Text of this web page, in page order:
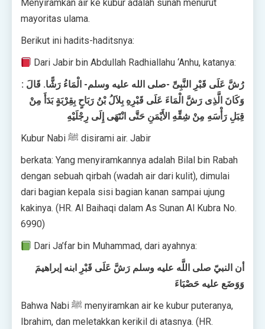
Menyiramkan air ke kubur adalah sunah menurut
mayoritas ulama.
Berikut ini hadits-haditsnya:
Dari Jabir bin Abdullah Radhiallahu ‘Anhu, katanya:
رُشَّ عَلَى قَبْرِ النَّبِىِّ -صلى الله عليه وسلم- الْمَاءُ رَشًّا. قَالَ :
وَكَانَ الَّذِى رَشَّ الْمَاءَ عَلَى قَبْرِهِ بِلاَلُ بْنُ رَبَاحٍ بِقِرْبَةٍ بَدَأَ مِنْ
قِبَلِ رَأْسَهِ مِنْ شِقِّهِ الأَيْمَنِ حَتَّى انْتَهَى إِلَى رِجْلَيْهِ
Kubur Nabi ﷺ disirami air. Jabir
berkata: Yang menyiramkannya adalah Bilal bin Rabah
dengan sebuah qirbah (wadah air dari kulit), dimulai
dari bagian kepala sisi bagian kanan sampai ujung
kakinya. (HR. Al Baihaqi dalam As Sunan Al Kubra No.
6990)
Dari Ja’far bin Muhammad, dari ayahnya:
أن النبيّ صلى اللَّه عليه وسلم رَشَّ عَلَى قَبْرِ ابنه إبراهيمَ
وَوَضَع عليه حَصْبَاءَ
Bahwa Nabi ﷺ menyiramkan air ke kubur puteranya,
Ibrahim, dan meletakkan kerikil di atasnya. (HR.